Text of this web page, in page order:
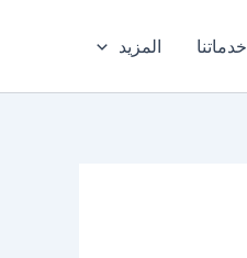
خدماتنا المزيد